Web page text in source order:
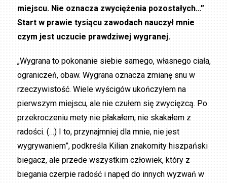
miejscu. Nie oznacza zwyciężenia pozostałych…”
Start w prawie tysiącu zawodach nauczył mnie
czym jest uczucie prawdziwej wygranej.
„Wygrana to pokonanie siebie samego, własnego ciała,
ograniczeń, obaw. Wygrana oznacza zmianę snu w
rzeczywistość. Wiele wyścigów ukończyłem na
pierwszym miejscu, ale nie czułem się zwycięzcą. Po
przekroczeniu mety nie płakałem, nie skakałem z
radości. (…) I to, przynajmniej dla mnie, nie jest
wygrywaniem”, podkreśla Kilian znakomity hiszpański
biegacz, ale przede wszystkim człowiek, który z
biegania czerpie radość i napęd do innych wyzwań w